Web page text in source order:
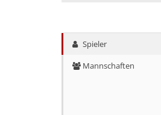
Spieler
Mannschaften